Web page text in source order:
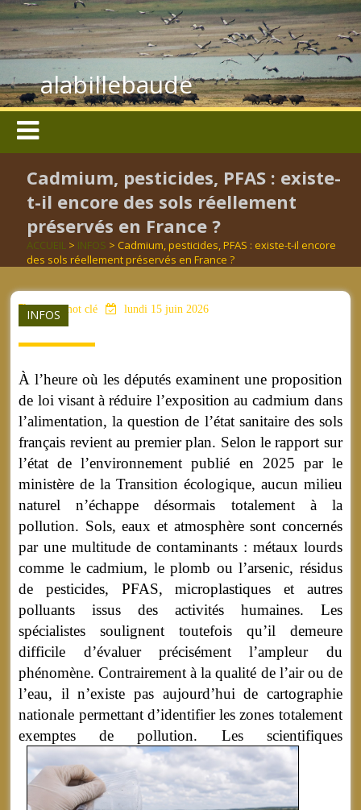
alabillebaude
Cadmium, pesticides, PFAS : existe-
t-il encore des sols réellement
préservés en France ?
ACCUEIL > INFOS > Cadmium, pesticides, PFAS : existe-t-il encore
des sols réellement préservés en France ?
INFOS
aucun mot clé lundi 15 juin 2026
À l’heure où les députés examinent une proposition
de loi visant à réduire l’exposition au cadmium dans
l’alimentation, la question de l’état sanitaire des sols
français revient au premier plan. Selon le rapport sur
l’état de l’environnement publié en 2025 par le
ministère de la Transition écologique, aucun milieu
naturel n’échappe désormais totalement à la
pollution. Sols, eaux et atmosphère sont concernés
par une multitude de contaminants : métaux lourds
comme le cadmium, le plomb ou l’arsenic, résidus
de pesticides, PFAS, microplastiques et autres
polluants issus des activités humaines. Les
spécialistes soulignent toutefois qu’il demeure
difficile d’évaluer précisément l’ampleur du
phénomène. Contrairement à la qualité de l’air ou de
l’eau, il n’existe pas aujourd’hui de cartographie
nationale permettant d’identifier les zones totalement
exemptes de pollution. Les scientifiques